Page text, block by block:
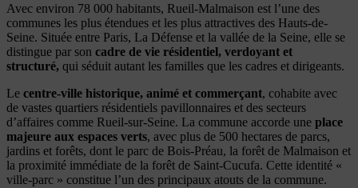
Avec environ 78 000 habitants, Rueil-Malmaison est l’une des
communes les plus étendues et les plus attractives des Hauts-de-
Seine. Située entre Paris, La Défense et la vallée de la Seine, elle se
distingue par son cadre de vie résidentiel, verdoyant et
structuré, qui séduit autant les familles que les cadres et dirigeants.
Le centre-ville historique, animé et commerçant, cohabite avec
de vastes quartiers résidentiels pavillonnaires et des secteurs
d’affaires comme Rueil-sur-Seine. La commune accorde une place
majeure aux espaces verts, avec plus de 500 hectares de parcs,
jardins et forêts, dont le parc de Bois-Préau, la forêt de Malmaison et
la proximité immédiate de la forêt de Saint-Cucufa. Cette identité «
ville-parc » constitue l’un des principaux atouts de la commune.